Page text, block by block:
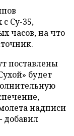
Су-35,
часов, на что
поставлены
будет
надписи
добавил